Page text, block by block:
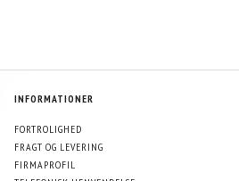
INFORMATIONER
FORTROLIGHED
FRAGT OG LEVERING
FIRMAPROFIL